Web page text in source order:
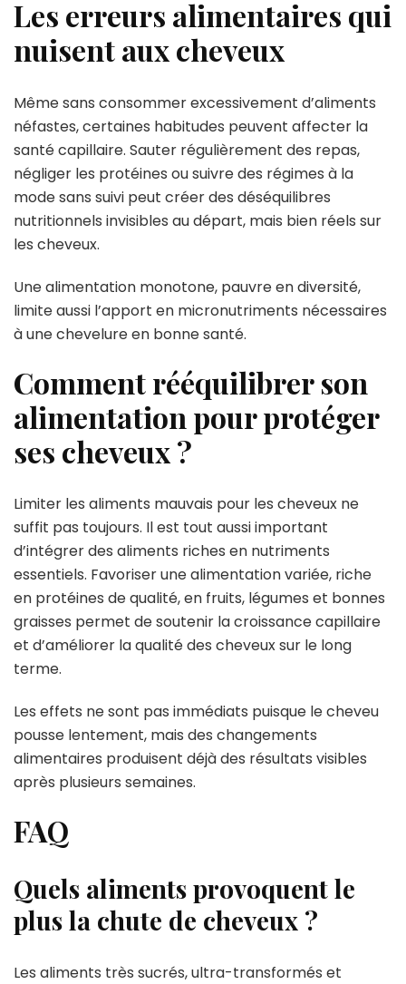
Les erreurs alimentaires qui
nuisent aux cheveux
Même sans consommer excessivement d’aliments
néfastes, certaines habitudes peuvent affecter la
santé capillaire. Sauter régulièrement des repas,
négliger les protéines ou suivre des régimes à la
mode sans suivi peut créer des déséquilibres
nutritionnels invisibles au départ, mais bien réels sur
les cheveux.
Une alimentation monotone, pauvre en diversité,
limite aussi l’apport en micronutriments nécessaires
à une chevelure en bonne santé.
Comment rééquilibrer son
alimentation pour protéger
ses cheveux ?
Limiter les aliments mauvais pour les cheveux ne
suffit pas toujours. Il est tout aussi important
d’intégrer des aliments riches en nutriments
essentiels. Favoriser une alimentation variée, riche
en protéines de qualité, en fruits, légumes et bonnes
graisses permet de soutenir la croissance capillaire
et d’améliorer la qualité des cheveux sur le long
terme.
Les effets ne sont pas immédiats puisque le cheveu
pousse lentement, mais des changements
alimentaires produisent déjà des résultats visibles
après plusieurs semaines.
FAQ
Quels aliments provoquent le
plus la chute de cheveux ?
Les aliments très sucrés, ultra-transformés et